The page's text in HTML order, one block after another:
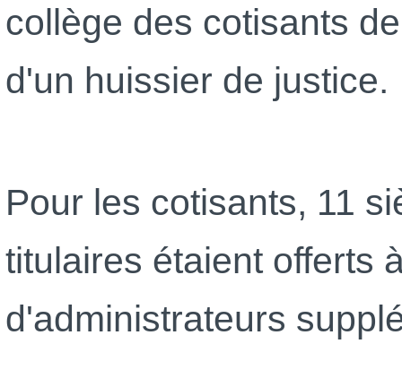
collège des cotisants
d'un huissier de justice.
Pour les cotisants, 11
titulaires étaient offerts
d'administrateurs